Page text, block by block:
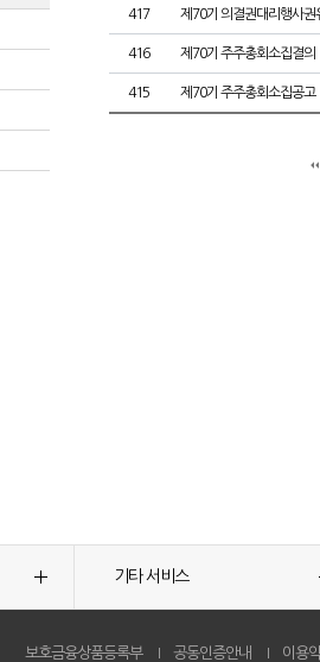
417 제70기 의결권대리행사권
416 제70기 주주총회소집결의
415 제70기 주주총회소집공고
기타 서비스
보호금융상품등록부 공동인증안내 이용